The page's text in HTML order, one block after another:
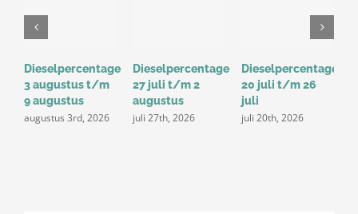
Dieselpercentage
3 augustus t/m
9 augustus
augustus 3rd, 2026
Dieselpercentage
27 juli t/m 2
augustus
juli 27th, 2026
Dieselpercentage
20 juli t/m 26
juli
juli 20th, 2026